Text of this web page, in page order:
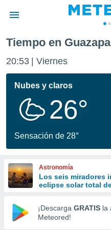
de
ha
calidad.
a este
las
y
forma
digital
basada
Tiempo en Guazapa
20:53 Viernes
Nubes y claros
26°
Sensación de 28°
Astronomía
Los seis miradores
eclipse solar total
¡Descarga GRATIS la
Meteored!